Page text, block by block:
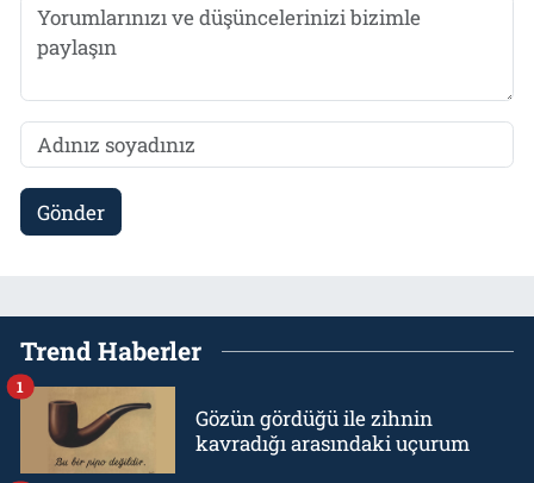
Gönder
Trend Haberler
Gözün gördüğü ile zihnin
kavradığı arasındaki uçurum
1